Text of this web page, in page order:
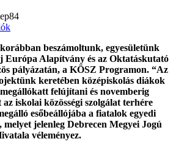
beszámoltunk, egyesületünk
Európa Alapítvány és az Oktatáskutató
pályázatán, a KÖSZ Programon. “Az
keretében középiskolás diákok
felújítani és novemberig
iskolai közösségi szolgálat terhére
esőbeállójába a fiatalok egyedi
jelenleg Debrecen Megyei Jogú
véleményez.